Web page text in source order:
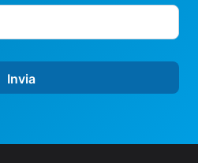
Invia